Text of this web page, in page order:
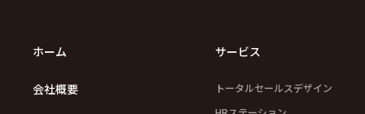
ホーム
会社概要
サービス
トータルセールスデザイン